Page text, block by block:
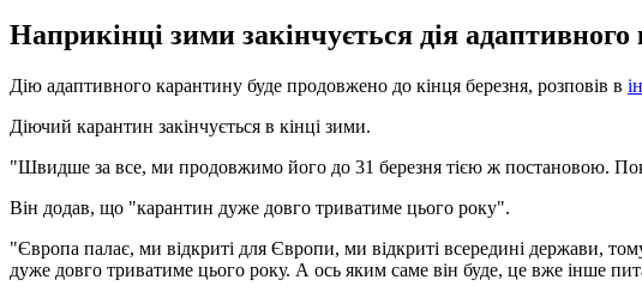
Наприкінці зими закінчується дія
Дію адаптивного карантину буде продовжено до кінця березня, розповів в
Діючий карантин закінчується в кінці зими.
"Швидше за все, ми продовжимо його до 31 березня тією ж постановою.
Він додав, що "карантин дуже довго триватиме цього року".
"Європа палає, ми відкриті для Європи, ми відкриті всередині держави,
дуже довго триватиме цього року. А ось яким саме він буде, це вже інше